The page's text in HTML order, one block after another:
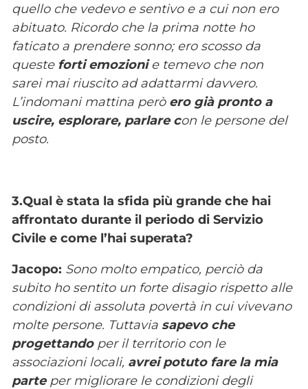
quello che vedevo e sentivo e a cui non ero
abituato. Ricordo che la prima notte ho
faticato a prendere sonno; ero scosso da
queste forti emozionie temevo che non
sarei mai riuscito ad adattarmi davvero.
L’indomani mattina però ero già pronto a
uscire, esplorare, parlare con le persone del
posto.
3.Qual è stata la sfida più grande che hai
affrontato durante il periodo di Servizio
Civile e come l’hai superata?
Jacopo: Sono molto empatico, perciò da
subito ho sentito un forte disagio rispetto alle
condizioni di assoluta povertà in cui vivevano
molte persone. Tuttavia sapevo che
progettandoper il territorio con le
associazioni locali, avrei potuto fare la mia
parteper migliorare le condizioni degli